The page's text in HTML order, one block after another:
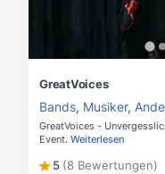
GreatVoices
Bands, Musiker,
GreatVoices -
Event. Weiterlesen
5 (8 Bewertungen)